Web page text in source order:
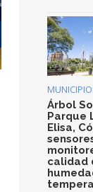
Árbol
Parque
Elisa,
calidad